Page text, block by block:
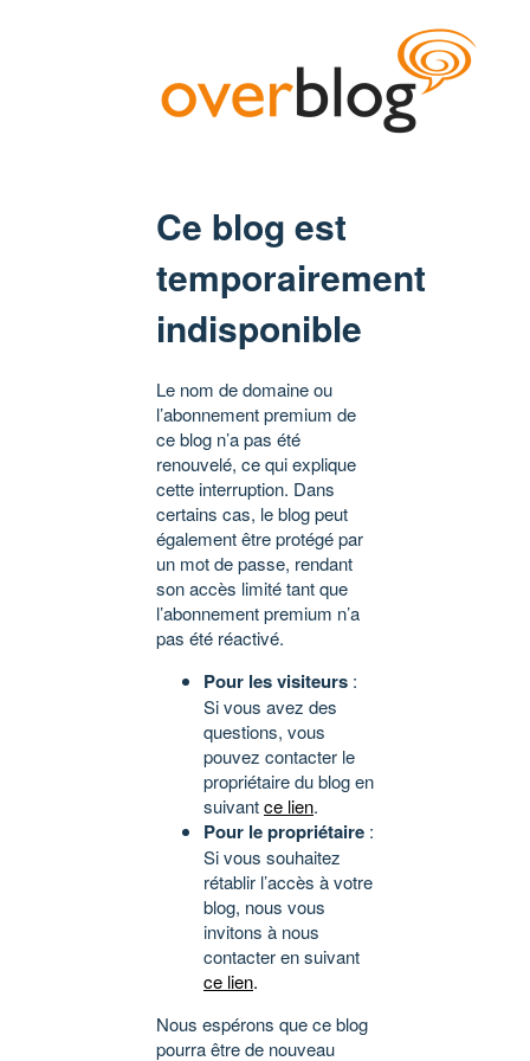
Ce blog est
temporairement
indisponible
Le nom de domaine ou
l’abonnement premium de
ce blog n’a pas été
renouvelé, ce qui explique
cette interruption. Dans
certains cas, le blog peut
également être protégé par
un mot de passe, rendant
son accès limité tant que
l’abonnement premium n’a
pas été réactivé.
Pour les visiteurs :
Si vous avez des
questions, vous
pouvez contacter le
propriétaire du blog en
suivantce lien.
Pour le propriétaire :
Si vous souhaitez
rétablir l’accès à votre
blog, nous vous
invitons à nous
contacter en suivant
ce lien.
Nous espérons que ce blog
pourra être de nouveau